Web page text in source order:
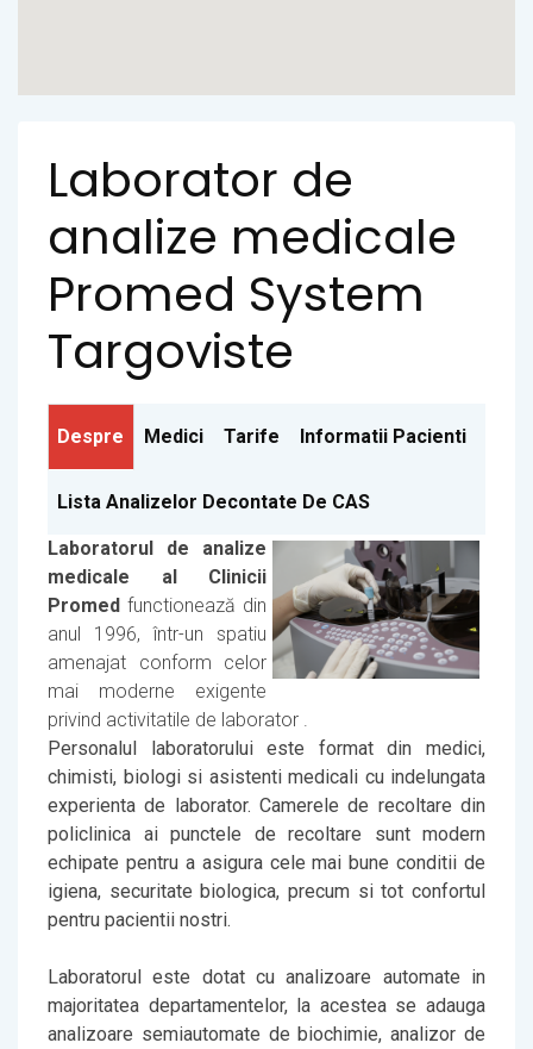
Laborator de
analize medicale
Promed System
Targoviste
Despre Medici Tarife Informatii Pacienti
Lista Analizelor Decontate De CAS
Laboratorul de analize
medicale al Clinicii
Promed functionează din
anul 1996, într-un spatiu
amenajat conform celor
mai moderne exigente
privind activitatile de laborator .
Personalul laboratorului este format din medici,
chimisti, biologi si asistenti medicali cu indelungata
experienta de laborator. Camerele de recoltare din
policlinica ai punctele de recoltare sunt modern
echipate pentru a asigura cele mai bune conditii de
igiena, securitate biologica, precum si tot confortul
pentru pacientii nostri.
Laboratorul este dotat cu analizoare automate in
majoritatea departamentelor, la acestea se adauga
analizoare semiautomate de biochimie, analizor de